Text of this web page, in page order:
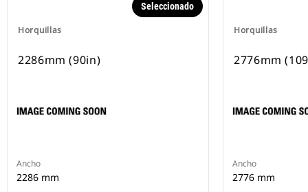
Horquillas
Seleccionado
2286mm (90in)
Ancho
2286 mm
Horquillas
2776mm
Ancho
2776 mm